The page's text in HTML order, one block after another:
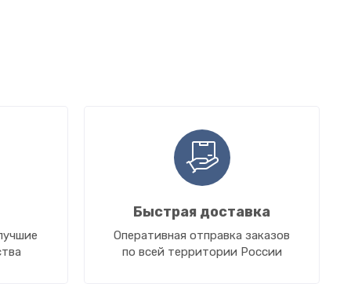
Быстрая доставка
Оперативная отправка заказов
по всей территории России